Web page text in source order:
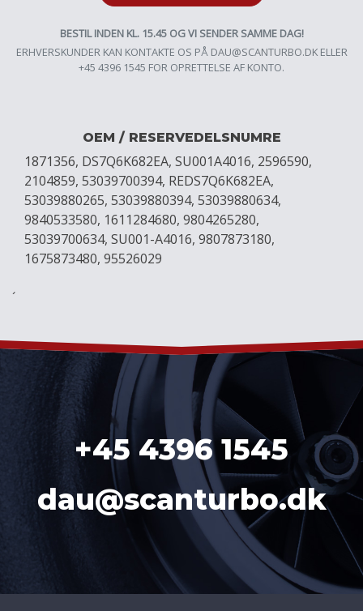
BESTIL INDEN KL. 15.45 OG VI SENDER SAMME DAG!
ERHVERSKUNDER KAN KONTAKTE OS PÅ DAU@SCANTURBO.DKELLER
+45 4396 1545 FOR OPRETTELSE AF KONTO.
OEM / RESERVEDELSNUMRE
1871356, DS7Q6K682EA, SU001A4016, 2596590,
2104859, 53039700394, REDS7Q6K682EA,
53039880265, 53039880394, 53039880634,
9840533580, 1611284680, 9804265280,
53039700634, SU001-A4016, 9807873180,
1675873480, 95526029
´
+45 4396 1545
dau@scanturbo.dk